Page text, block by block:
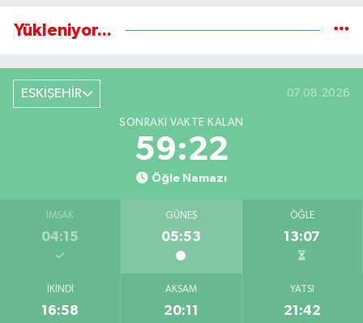
Yükleniyor...
ESKİŞEHİR 07.08.2026
SONRAKI VAKTE KALAN
59:22
Öğle Namazı
İMSAK
04:15
GÜNEŞ
05:53
ÖĞLE
13:07
İKINDI
16:58
AKŞAM
20:11
YATSI
21:42